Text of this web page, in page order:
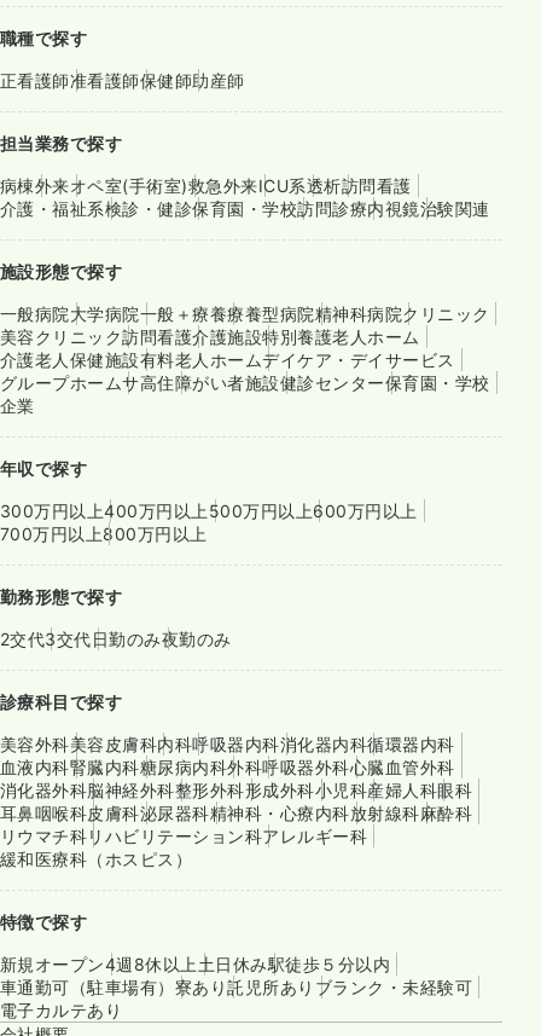
職種で探す
正看護師准看護師保健師助産師
担当業務で探す
病棟外来オペ室(手術室)救急外来ICU系透析訪問看護
介護・福祉系検診・健診保育園・学校訪問診療内視鏡治験関連
施設形態で探す
一般病院大学病院一般＋療養療養型病院精神科病院クリニック
美容クリニック訪問看護介護施設特別養護老人ホーム
介護老人保健施設有料老人ホームデイケア・デイサービス
グループホームサ高住障がい者施設健診センター保育園・学校
企業
年収で探す
300万円以上400万円以上 500万円以上600万円以上
700万円以上800万円以上
勤務形態で探す
2交代3交代日勤のみ夜勤のみ
診療科目で探す
美容外科美容皮膚科内科呼吸器内科消化器内科循環器内科
血液内科腎臓内科糖尿病内科外科呼吸器外科心臓血管外科
消化器外科脳神経外科整形外科形成外科小児科産婦人科眼科
耳鼻咽喉科皮膚科泌尿器科精神科・心療内科放射線科麻酔科
リウマチ科リハビリテーション科アレルギー科
緩和医療科（ホスピス）
特徴で探す
新規オープン4週8休以上 土日休み駅徒歩５分以内
車通勤可（駐車場有） 寮あり託児所あり ブランク・未経験可
電子カルテあり